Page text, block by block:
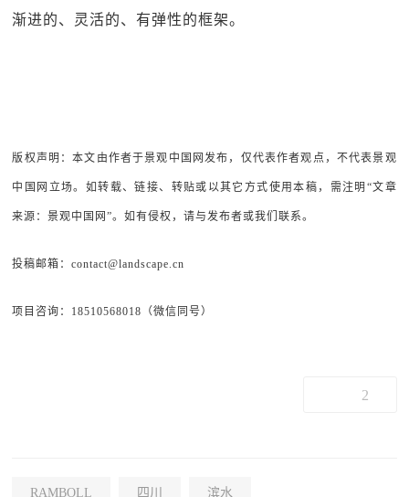
渐进的、灵活的、有弹性的框架。
版权声明：本文由作者于景观中国网发布，仅代表作者观点，不代表景观
中国网立场。如转载、链接、转贴或以其它方式使用本稿，需注明“文章
来源：景观中国网”。如有侵权，请与发布者或我们联系。
投稿邮箱：contact@landscape.cn
项目咨询：18510568018（微信同号）
2
RAMBOLL 四川 滨水